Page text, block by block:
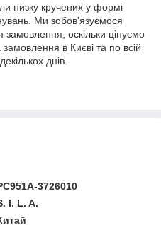
низку кручених у формі
Ми зобов'язуємося
замовлення, оскільки цінуємо
в Києві та по всій
днів.
3726010
I. L. A.